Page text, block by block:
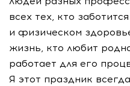
всех тех, кто
и физическом
жизнь, кто любит
работает для его
Я этот праздник